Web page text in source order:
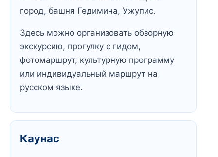
город, башня Гедимина, Ужупис.
Здесь можно организовать обзорную
экскурсию, прогулку с гидом,
фотомаршрут, культурную программу
или индивидуальный маршрут на
русском языке.
Каунас